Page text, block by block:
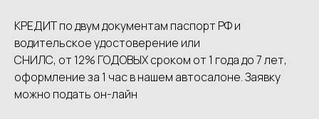
КРЕДИТ по двум документам паспорт РФ и
водительское удостоверение или
СНИЛС, от 12% ГОДОВЫХ сроком от 1 года до 7 лет,
оформление за 1 час в нашем автосалоне. Заявку
можно подать он-лайн